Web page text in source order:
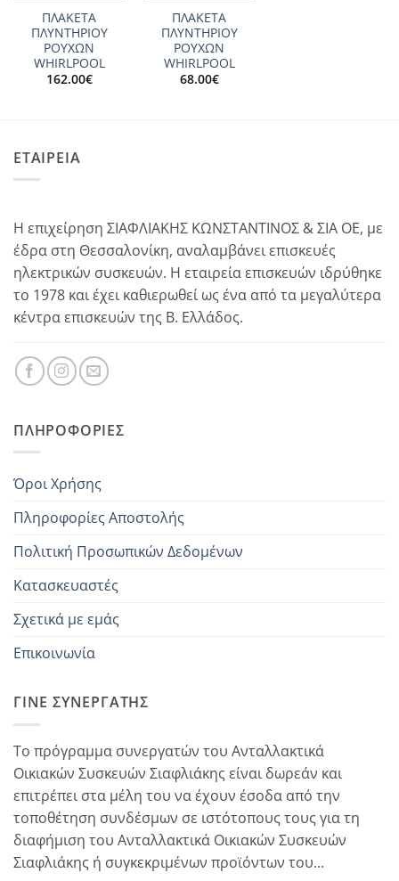
ΠΛΑΚΕΤΑ
ΠΛΥΝΤΗΡΙΟΥ
ΡΟΥΧΩΝ
WHIRLPOOL
162.00€
ΠΛΑΚΕΤΑ
ΠΛΥΝΤΗΡΙΟΥ
ΡΟΥΧΩΝ
WHIRLPOOL
68.00€
ΕΤΑΙΡΕΙΑ
Η επιχείρηση ΣΙΑΦΛΙΑΚΗΣ ΚΩΝΣΤΑΝΤΙΝΟΣ & ΣΙΑ ΟΕ, με
έδρα στη Θεσσαλονίκη, αναλαμβάνει επισκευές
ηλεκτρικών συσκευών. Η εταιρεία επισκευών ιδρύθηκε
το 1978 και έχει καθιερωθεί ως ένα από τα μεγαλύτερα
κέντρα επισκευών της Β. Ελλάδος.
ΠΛΗΡΟΦΟΡΊΕΣ
Όροι Χρήσης
Πληροφορίες Αποστολής
Πολιτική Προσωπικών Δεδομένων
Κατασκευαστές
Σχετικά με εμάς
Επικοινωνία
ΓΊΝΕ ΣΥΝΕΡΓΆΤΗΣ
Το πρόγραμμα συνεργατών του Ανταλλακτικά
Οικιακών Συσκευών Σιαφλιάκης είναι δωρεάν και
επιτρέπει στα μέλη του να έχουν έσοδα από την
τοποθέτηση συνδέσμων σε ιστότοπους τους για τη
διαφήμιση του Ανταλλακτικά Οικιακών Συσκευών
Σιαφλιάκης ή συγκεκριμένων προϊόντων του...